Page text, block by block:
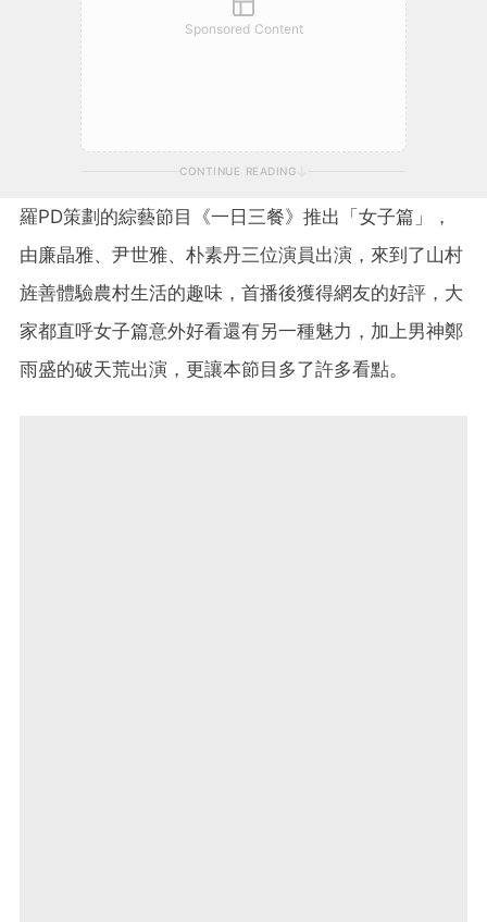
Sponsored Content
CONTINUE READING
羅PD策劃的綜藝節目《一日三餐》推出「女子篇」，
由廉晶雅、尹世雅、朴素丹三位演員出演，來到了山村
旌善體驗農村生活的趣味，首播後獲得網友的好評，大
家都直呼女子篇意外好看還有另一種魅力，加上男神鄭
雨盛的破天荒出演，更讓本節目多了許多看點。